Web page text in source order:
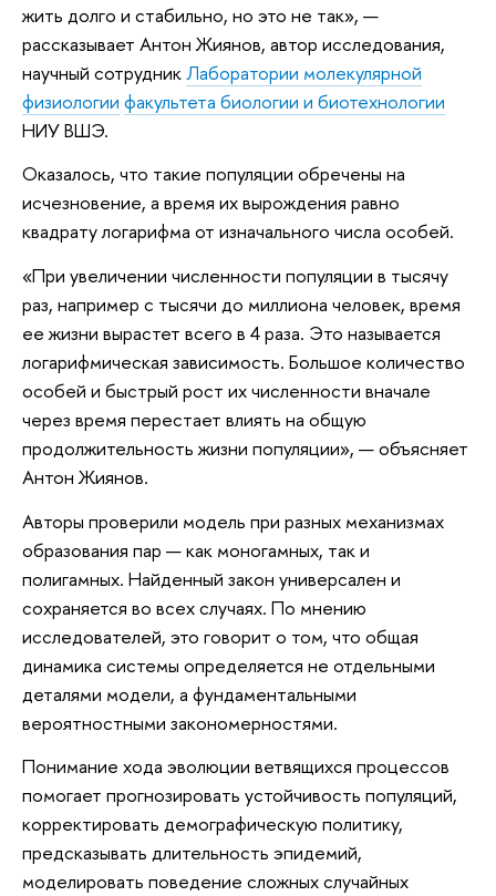
жить долго и стабильно, но это не так», —
рассказывает Антон Жиянов, автор исследования,
научный сотрудникЛаборатории молекулярной
физиологии факультета биологии и биотехнологии
НИУ ВШЭ.
Оказалось, что такие популяции обречены на
исчезновение, а время их вырождения равно
квадрату логарифма от изначального числа особей.
«При увеличении численности популяции в тысячу
раз, например с тысячи до миллиона человек, время
ее жизни вырастет всего в 4 раза. Это называется
логарифмическая зависимость. Большое количество
особей и быстрый рост их численности вначале
через время перестает влиять на общую
продолжительность жизни популяции», — объясняет
Антон Жиянов.
Авторы проверили модель при разных механизмах
образования пар — как моногамных, так и
полигамных. Найденный закон универсален и
сохраняется во всех случаях. По мнению
исследователей, это говорит о том, что общая
динамика системы определяется не отдельными
деталями модели, а фундаментальными
вероятностными закономерностями.
Понимание хода эволюции ветвящихся процессов
помогает прогнозировать устойчивость популяций,
корректировать демографическую политику,
предсказывать длительность эпидемий,
моделировать поведение сложных случайных